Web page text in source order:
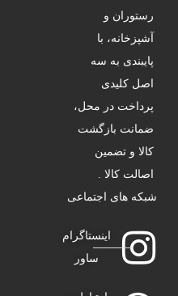
رستوران و
آشپزخانه، با
پایبندی به سه
اصل کلیدی
پرداخت در محل،
ضمانت بازگشت
کالا و تضمین
اصالت کالا .
شبکه های اجتماعی
اینستاگرام
ساور